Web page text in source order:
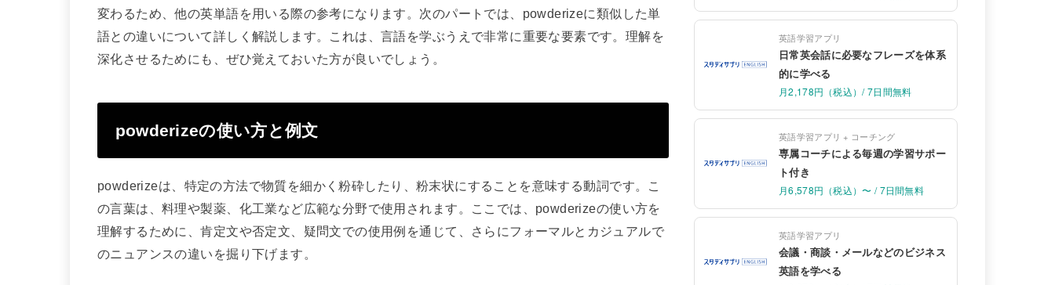
変わるため、他の英単語を用いる際の参考になります。次のパートでは、powderizeに類似した単
語との違いについて詳しく解説します。これは、言語を学ぶうえで非常に重要な要素です。理解を
深化させるためにも、ぜひ覚えておいた方が良いでしょう。
powderizeの使い方と例文
powderizeは、特定の方法で物質を細かく粉砕したり、粉末状にすることを意味する動詞です。こ
の言葉は、料理や製薬、化工業など広範な分野で使用されます。ここでは、powderizeの使い方を
理解するために、肯定文や否定文、疑問文での使用例を通じて、さらにフォーマルとカジュアルで
のニュアンスの違いを掘り下げます。
英語学習アプリ
日常英会話に必要なフレーズを体系
的に学べる
月2,178円（税込）/ 7日間無料
英語学習アプリ + コーチング
専属コーチによる毎週の学習サポー
ト付き
月6,578円（税込）〜 / 7日間無料
英語学習アプリ
会議・商談・メールなどのビジネス
英語を学べる